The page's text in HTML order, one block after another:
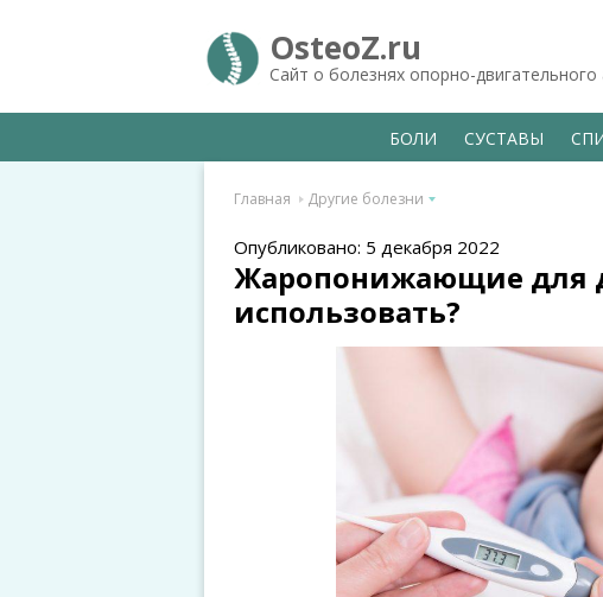
OsteoZ.ru
Сайт о болезнях опорно-двигательного
БОЛИ СУСТАВЫ
Главная Другие болезни
Опубликовано: 5 декабря 2022
Жаропонижающие для
использовать?